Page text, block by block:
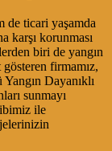
de ticari yaşamda
karşı korunması
biri de yangın
firmamız,
Dayanıklı
sunmayı
ile